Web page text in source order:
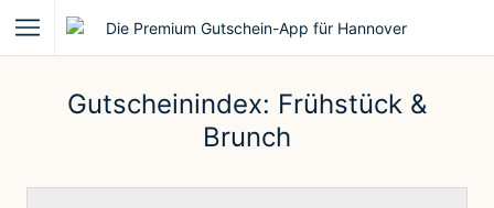
Gutscheinindex: Frühstück &
Brunch